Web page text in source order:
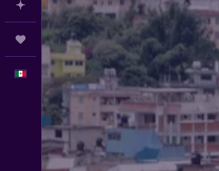
Planifica con IA
Trips
Español